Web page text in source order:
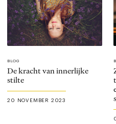
BLOG
De kracht van innerlijke
stilte
20 NOVEMBER 2023